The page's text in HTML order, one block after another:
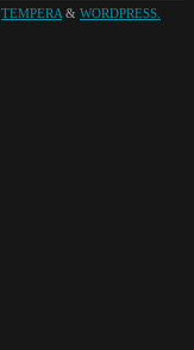
TEMPERA & WORDPRESS.